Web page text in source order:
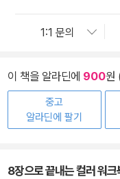
이 책을 알라딘에 900원
중고
알라딘에 팔기
8장으로 끝내는 컬러 워